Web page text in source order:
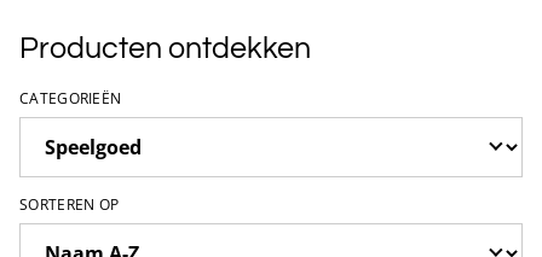
Producten ontdekken
CATEGORIEËN
SORTEREN OP